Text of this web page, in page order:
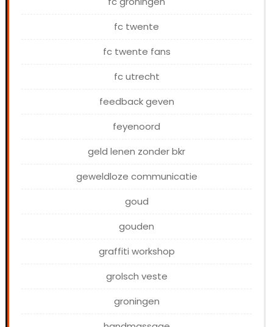
fc twente
fc twente fans
fc utrecht
feedback geven
feyenoord
geld lenen zonder bkr
geweldloze communicatie
goud
gouden
graffiti workshop
grolsch veste
groningen